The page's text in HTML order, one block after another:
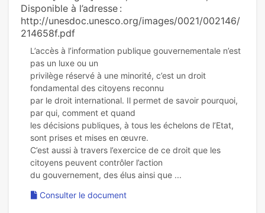
Disponible à l’adresse :
http://unesdoc.unesco.org/images/0021/002146/
214658f.pdf
L’accès à l’information publique gouvernementale n’est
pas un luxe ou un
privilège réservé à une minorité, c’est un droit
fondamental des citoyens reconnu
par le droit international. Il permet de savoir pourquoi,
par qui, comment et quand
les décisions publiques, à tous les échelons de l’Etat,
sont prises et mises en œuvre.
C’est aussi à travers l’exercice de ce droit que les
citoyens peuvent contrôler l’action
Consulter le document